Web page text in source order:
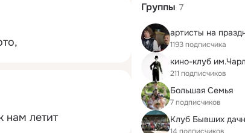
нам летит
Группы 7
артисты на
1193 подписчика
211 подписчиков
Большая Семья
7 подписчиков
14 подписчиков